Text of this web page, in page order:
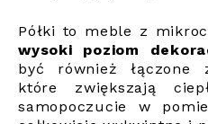
Półki to meble z
wysoki poziom
być również łączone
które zwiększają
samopoczucie w